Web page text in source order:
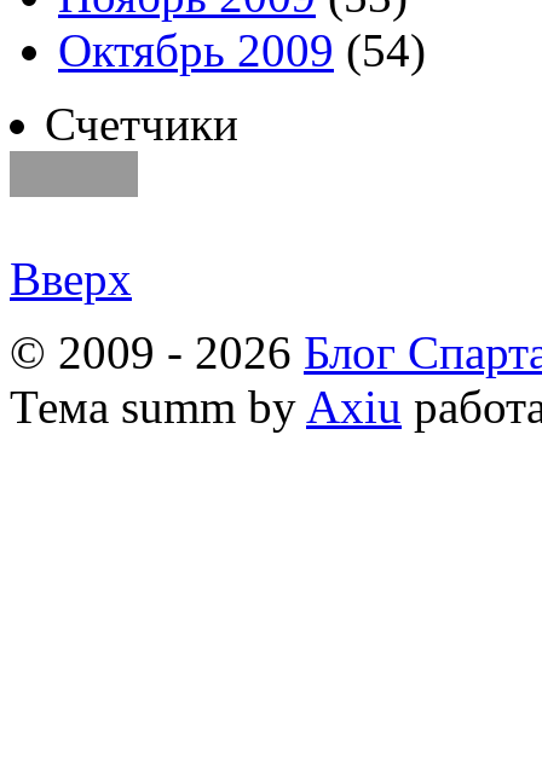
Октябрь 2009 (54)
Счетчики
Вверх
© 2009 - 2026 Блог
Тема summ by Axiu